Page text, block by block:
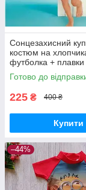
Сонцезахисний
костюм на
футболка +
р.86-92, 12-24
Готово до
225 ₴ 400 ₴
Купити
–44%